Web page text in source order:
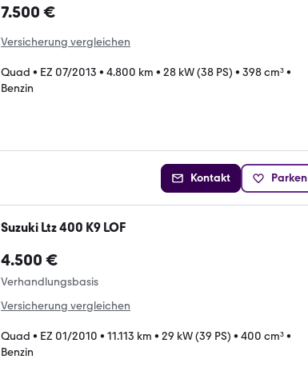
7.500 €
Versicherung vergleichen
Quad • EZ 07/2013 • 4.800 km • 28 kW (38 PS) • 398 cm³•
Benzin
Kontakt Parken
Suzuki Ltz 400 K9 LOF
4.500 €
Verhandlungsbasis
Versicherung vergleichen
Quad • EZ 01/2010 • 11.113 km • 29 kW (39 PS) • 400 cm³•
Benzin